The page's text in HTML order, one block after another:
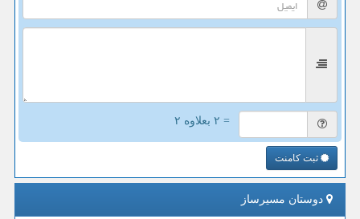
= ۲ بعلاوه ۲
ثبت کامنت
دوستان مسیرساز